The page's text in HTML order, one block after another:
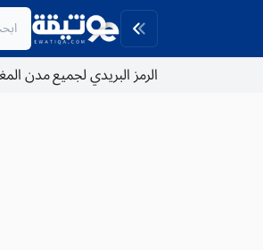
الرمز البريدي لجميع مدن